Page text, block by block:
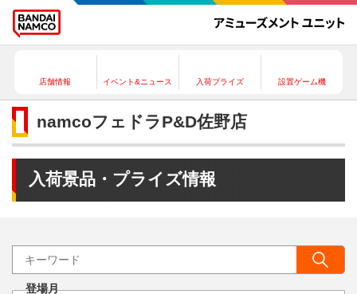
店舗情報 イベント&ニュース 入荷プライズ 設置ゲーム機
namcoフェドラP&D佐野店
入荷景品・プライズ情報
登場月